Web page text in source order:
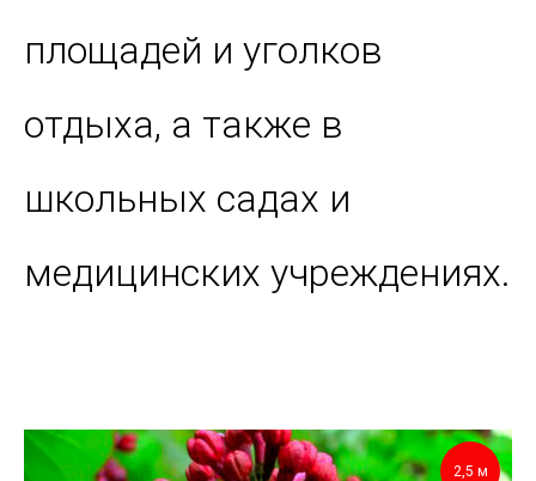
площадей и уголков
отдыха, а также в
школьных садах и
медицинских учреждениях.
2,5 м